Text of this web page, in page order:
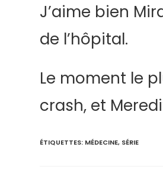
J’aime bien
de l’hôpital.
Le moment le
crash, et
ÉTIQUETTES: MÉDECINE, SÉRIE